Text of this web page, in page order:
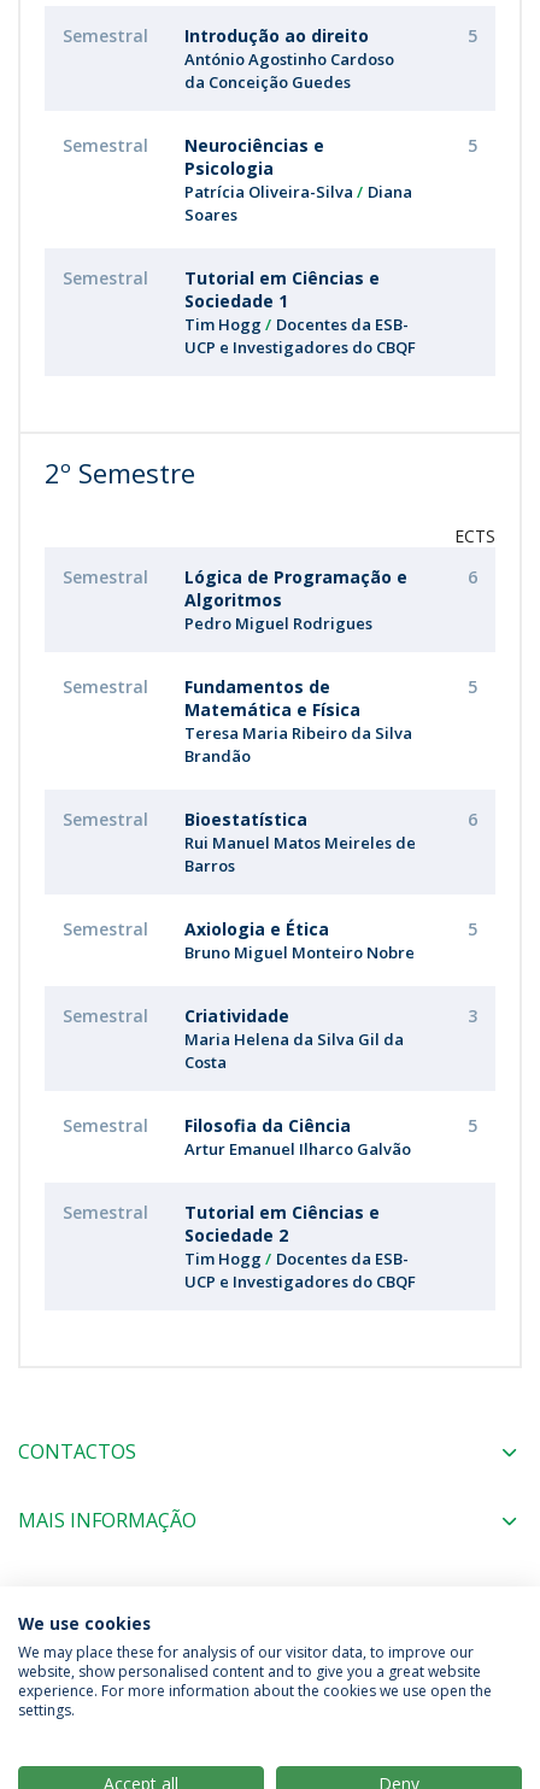
Semestral Introdução ao direito
António Agostinho Cardoso
da Conceição Guedes
5
Semestral
Neurociências e
Psicologia
Patrícia Oliveira-Silva
Diana
Soares
5
Semestral
Tutorial em Ciências e
Sociedade 1
Tim Hogg
Docentes da ESB-
UCP e Investigadores do CBQF
2º Semestre
ECTS
Semestral
Lógica de Programação e
Algoritmos
Pedro Miguel Rodrigues
6
Semestral
Fundamentos de
Matemática e Física
Teresa Maria Ribeiro da Silva
Brandão
5
Semestral Bioestatística
Rui Manuel Matos Meireles de
Barros
6
Semestral Axiologia e Ética
Bruno Miguel Monteiro Nobre
5
Semestral Criatividade
Maria Helena da Silva Gil da
Costa
3
Semestral Filosofia da Ciência
Artur Emanuel Ilharco Galvão
5
Semestral
Tutorial em Ciências e
Sociedade 2
Tim Hogg
Docentes da ESB-
UCP e Investigadores do CBQF
CONTACTOS
MAIS INFORMAÇÃO
COORDENAÇÃO
Política de Privacidade
Termos & Condições
We use cookies
We may place these for analysis of our visitor data, to improve our
website, show personalised content and to give you a great website
experience. For more information about the cookies we use open the
settings.
Accept all Deny